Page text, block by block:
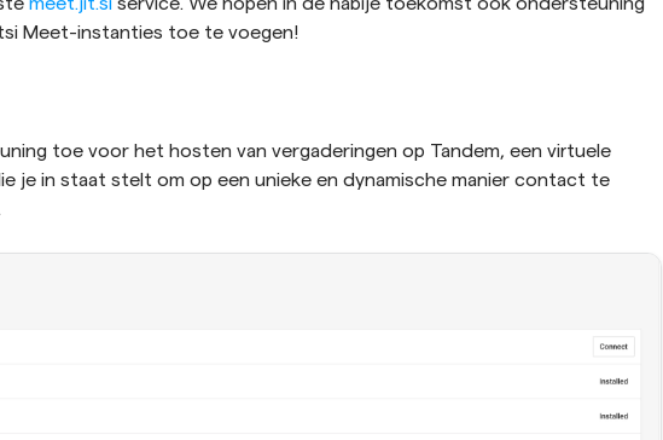
Meet-instanties toe te voegen!
toe voor het hosten van vergaderingen op Tandem, een virtuele
je in staat stelt om op een unieke en dynamische manier contact te